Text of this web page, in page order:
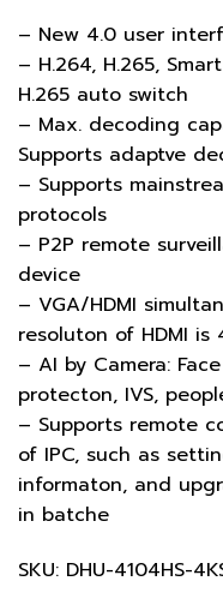
– New 4.0 user
– H.264, H.265,
H.265 auto switch
– Max. decoding
Supports adaptve
– Supports
protocols
– P2P remote
device
– VGA/HDMI
resoluton of HDMI is
– AI by Camera:
protecton, IVS,
– Supports remote
of IPC, such as
informaton, and
in batche
SKU: DHU-4104HS-